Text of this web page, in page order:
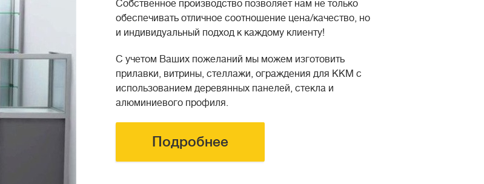
Собственное производство позволяет нам не только
обеспечивать отличное соотношение цена/качество, но
и индивидуальный подход к каждому клиенту!
С учетом Ваших пожеланий мы можем изготовить
прилавки, витрины, стеллажи, ограждения для ККМ с
использованием деревянных панелей, стекла и
алюминиевого профиля.
Подробнее